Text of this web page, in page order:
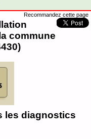
Recommandez cette page
commune
les diagnostics